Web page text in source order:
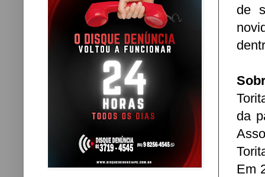
de
da
Em